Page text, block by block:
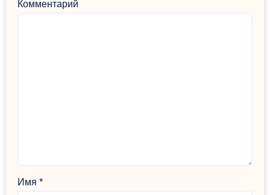
Комментарий
Имя*